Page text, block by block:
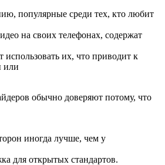
популярные среди тех, кто любит
на своих телефонах, содержат
их, что приводит к
или
обычно доверяют потому, что
иногда лучше, чем у
для открытых стандартов.